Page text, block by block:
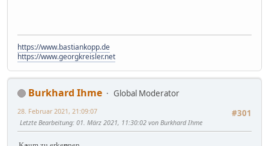
https://www.bastiankopp.de
https://www.georgkreisler.net
Burkhard Ihme
Global Moderator
#301
28. Februar 2021, 21:09:07
Letzte Bearbeitung: 01. März 2021, 11:30:02 von Burkhard Ihme